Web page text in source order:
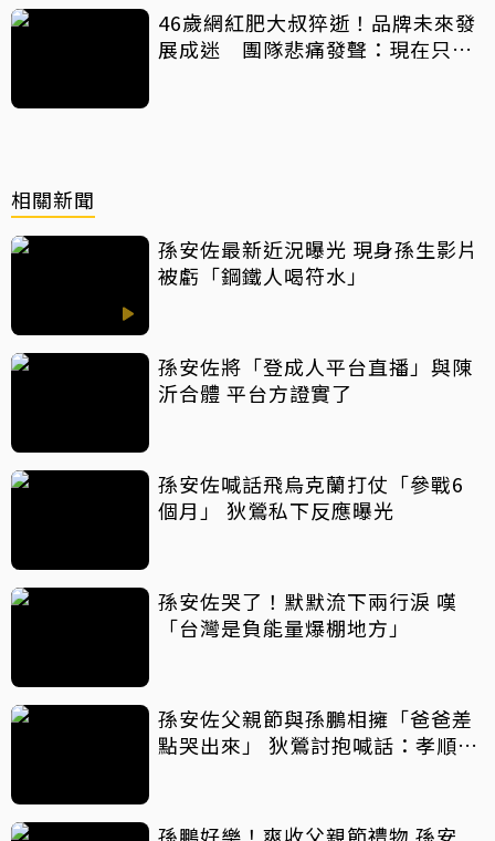
46歲網紅肥大叔猝逝！品牌未來發
展成迷 團隊悲痛發聲：現在只想
相關新聞
孫安佐最新近況曝光 現身孫生影片
被虧「鋼鐵人喝符水」
孫安佐將「登成人平台直播」與陳
沂合體 平台方證實了
孫安佐喊話飛烏克蘭打仗「參戰6
個月」 狄鶯私下反應曝光
孫安佐哭了！默默流下兩行淚 嘆
「台灣是負能量爆棚地方」
孫安佐父親節與孫鵬相擁「爸爸差
點哭出來」 狄鶯討抱喊話：孝順是